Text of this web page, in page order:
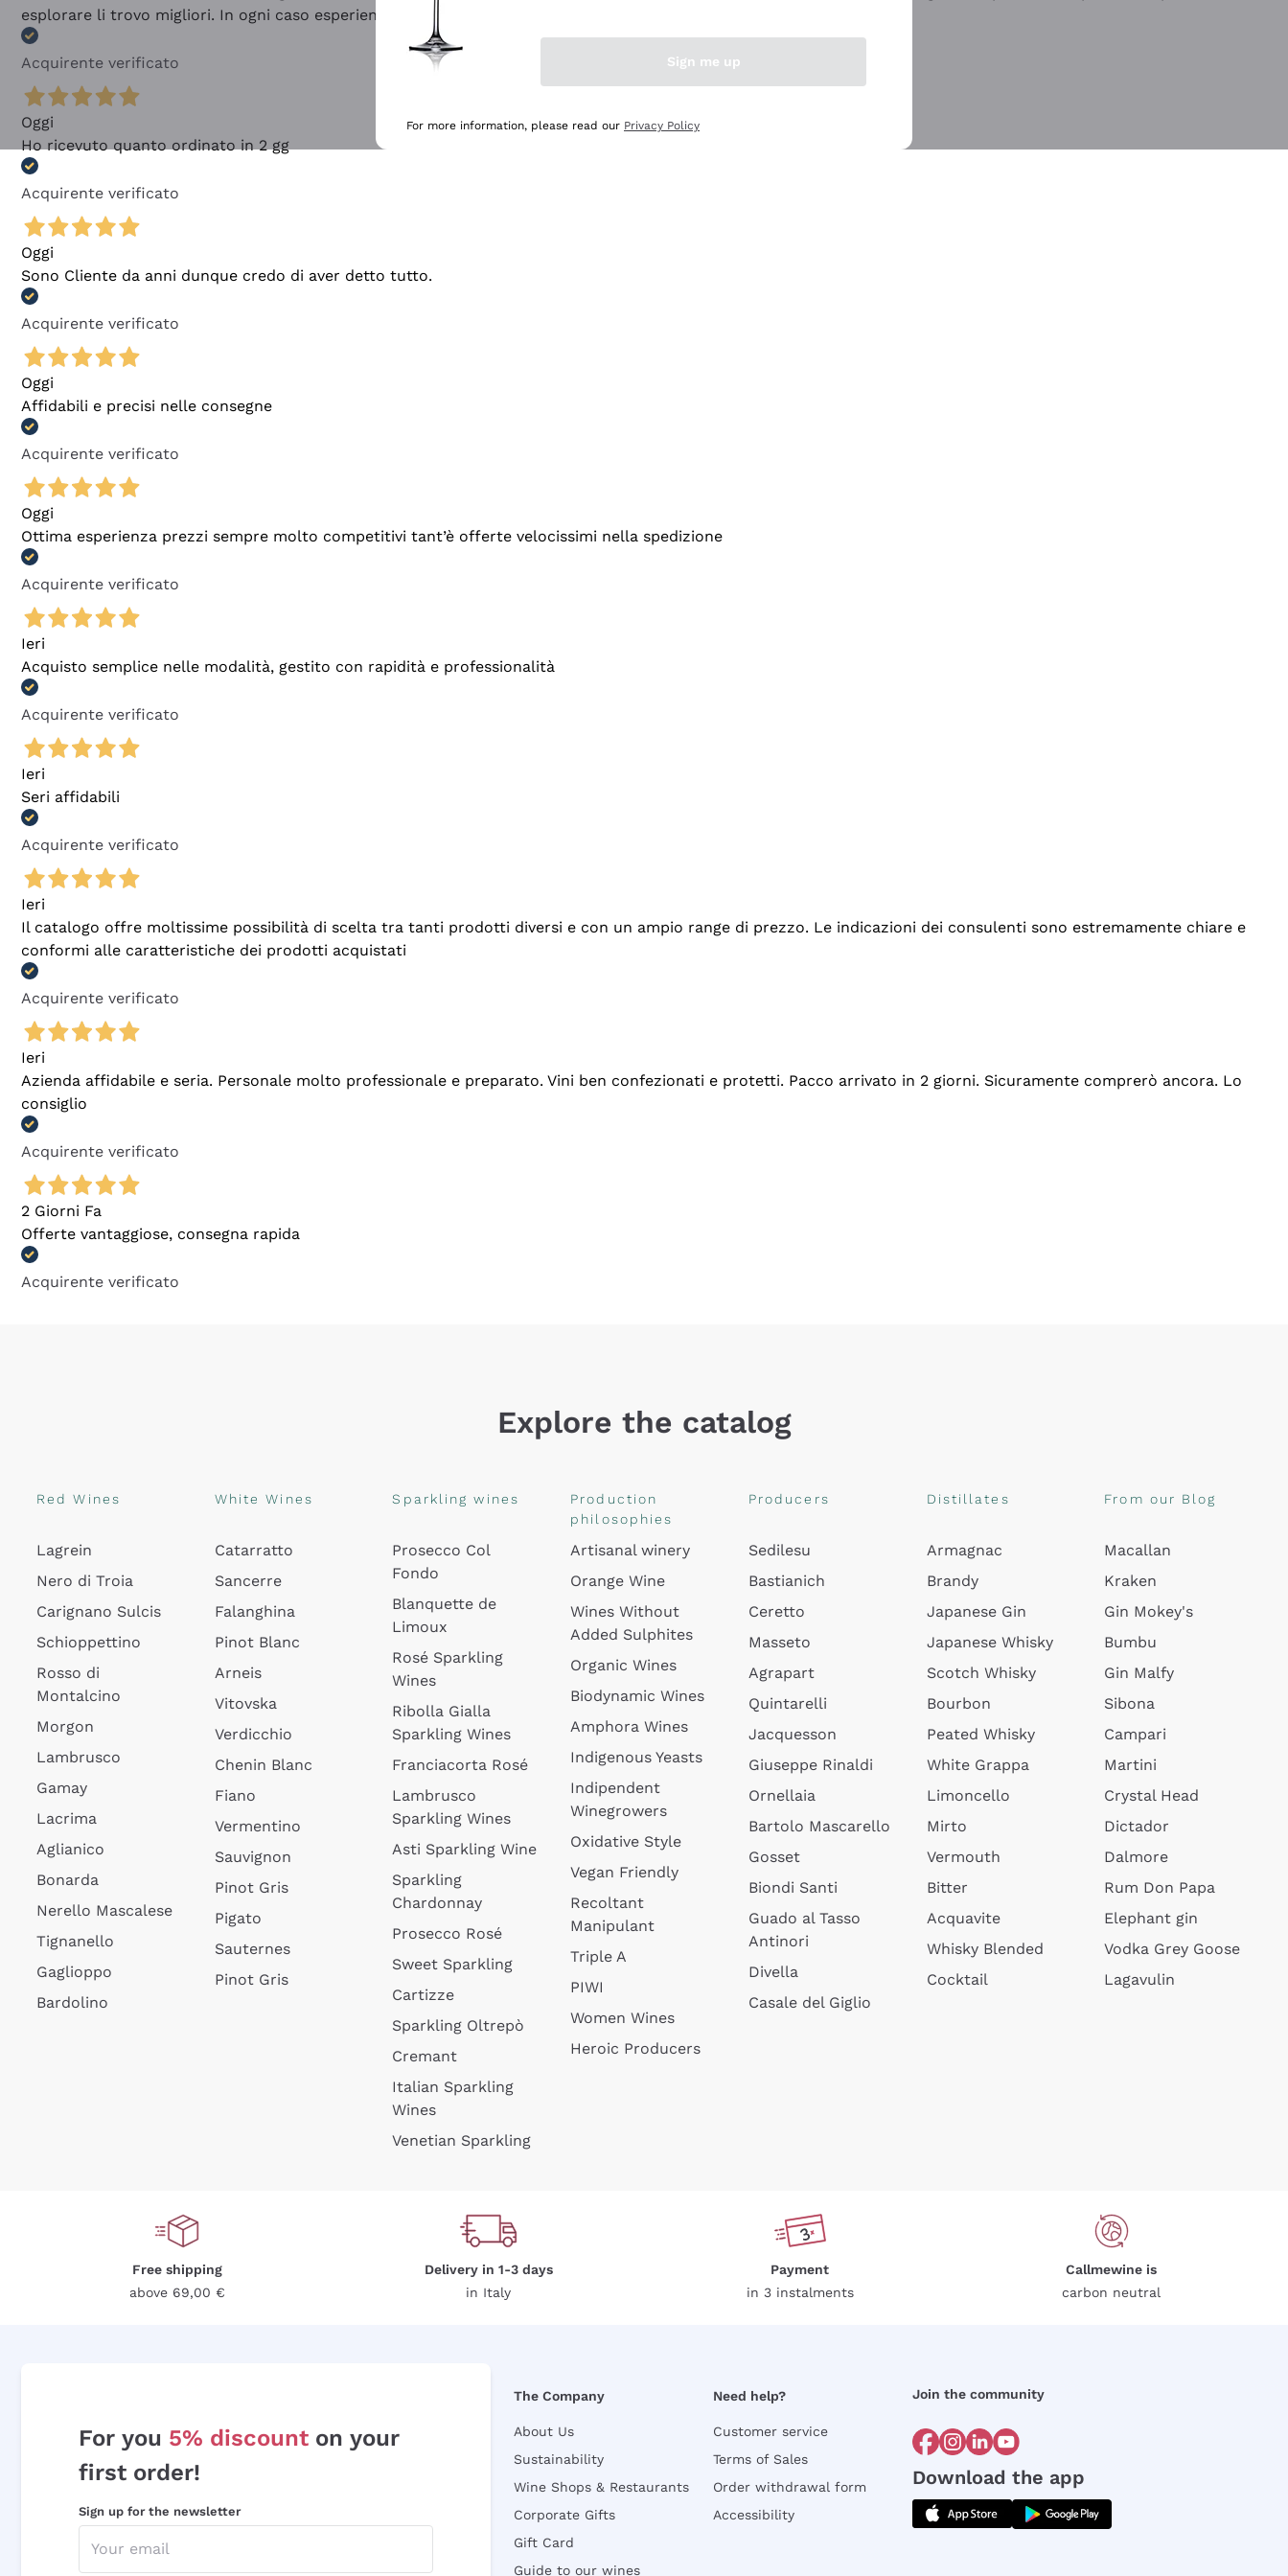
esplorare li trovo migliori. In ogni caso esperienza buona e lo consiglio! 👍
Acquirente verificato
Oggi
Ho ricevuto quanto ordinato in 2 gg
Acquirente verificato
Oggi
Sono Cliente da anni dunque credo di aver detto tutto.
Acquirente verificato
Oggi
Affidabili e precisi nelle consegne
Acquirente verificato
Oggi
Ottima esperienza prezzi sempre molto competitivi tant’è offerte velocissimi nella spedizione
Acquirente verificato
Ieri
Acquisto semplice nelle modalità, gestito con rapidità e professionalità
Acquirente verificato
Ieri
Seri affidabili
Acquirente verificato
Ieri
Il catalogo offre moltissime possibilità di scelta tra tanti prodotti diversi e con un ampio range di prezzo. Le indicazioni dei consulenti sono estremamente chiare e
conformi alle caratteristiche dei prodotti acquistati
Acquirente verificato
Ieri
Azienda affidabile e seria. Personale molto professionale e preparato. Vini ben confezionati e protetti. Pacco arrivato in 2 giorni. Sicuramente comprerò ancora. Lo
consiglio
Acquirente verificato
2 Giorni Fa
Offerte vantaggiose, consegna rapida
Acquirente verificato
Explore the catalog
Red Wines
Lagrein
Nero di Troia
Carignano Sulcis
Schioppettino
Rosso di
Montalcino
Morgon
Lambrusco
Gamay
Lacrima
Aglianico
Bonarda
Nerello Mascalese
Tignanello
Gaglioppo
Bardolino
White Wines
Catarratto
Sancerre
Falanghina
Pinot Blanc
Arneis
Vitovska
Verdicchio
Chenin Blanc
Fiano
Vermentino
Sauvignon
Pinot Gris
Pigato
Sauternes
Pinot Gris
Sparkling wines
Prosecco Col
Fondo
Blanquette de
Limoux
Rosé Sparkling
Wines
Ribolla Gialla
Sparkling Wines
Franciacorta Rosé
Lambrusco
Sparkling Wines
Asti Sparkling Wine
Sparkling
Chardonnay
Prosecco Rosé
Sweet Sparkling
Cartizze
Sparkling Oltrepò
Cremant
Italian Sparkling
Wines
Venetian Sparkling
Production
philosophies
Artisanal winery
Orange Wine
Wines Without
Added Sulphites
Organic Wines
Biodynamic Wines
Amphora Wines
Indigenous Yeasts
Indipendent
Winegrowers
Oxidative Style
Vegan Friendly
Recoltant
Manipulant
Triple A
PIWI
Women Wines
Heroic Producers
Producers
Sedilesu
Bastianich
Ceretto
Masseto
Agrapart
Quintarelli
Jacquesson
Giuseppe Rinaldi
Ornellaia
Bartolo Mascarello
Gosset
Biondi Santi
Guado al Tasso
Antinori
Divella
Casale del Giglio
Distillates
Armagnac
Brandy
Japanese Gin
Japanese Whisky
Scotch Whisky
Bourbon
Peated Whisky
White Grappa
Limoncello
Mirto
Vermouth
Bitter
Acquavite
Whisky Blended
Cocktail
From our Blog
Macallan
Kraken
Gin Mokey's
Bumbu
Gin Malfy
Sibona
Campari
Martini
Crystal Head
Dictador
Dalmore
Rum Don Papa
Elephant gin
Vodka Grey Goose
Lagavulin
Free shipping
above 69,00 €
Delivery in 1-3 days
in Italy
Payment
in 3 instalments
Callmewine is
carbon neutral
For you 5% discount on your
first order!
Sign up for the newsletter
The Company
About Us
Sustainability
Wine Shops & Restaurants
Corporate Gifts
Gift Card
Guide to our wines
Need help?
Customer service
Terms of Sales
Order withdrawal form
Accessibility
Join the community
Download the app
Sign me up
For more information, please read our Privacy Policy